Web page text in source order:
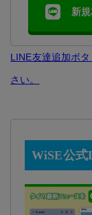
新
LINE友達追加ボ
さい。
WiSE公式